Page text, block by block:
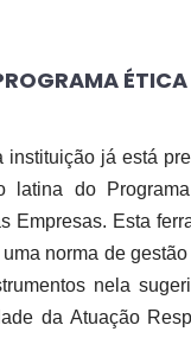
instituição já está
latina do
Empresas. Esta
norma de
nela
da Atuação